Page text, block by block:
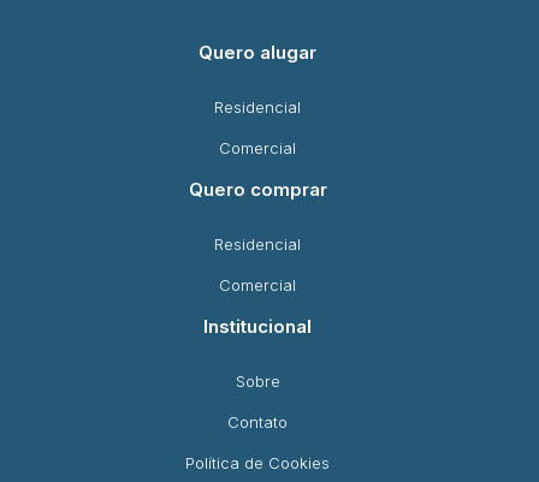
Quero alugar
Residencial
Comercial
Quero comprar
Residencial
Comercial
Institucional
Sobre
Contato
Política de Cookies